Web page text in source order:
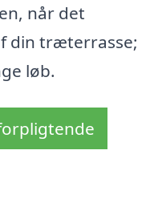
når det
din træterrasse;
løb.